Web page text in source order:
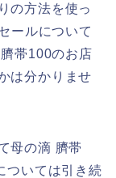
の方法を使っ
ールについて
帯100のお店
は分かりませ
母の滴 臍帯
ついては引き続